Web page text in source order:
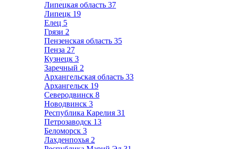
Липецкая область 37
Липецк 19
Елец 5
Грязи 2
Пензенская область 35
Пенза 27
Кузнецк 3
Заречный 2
Архангельская область 33
Архангельск 19
Северодвинск 8
Новодвинск 3
Республика Карелия 31
Петрозаводск 13
Беломорск 3
Лахденпохья 2